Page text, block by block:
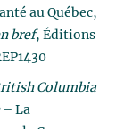
au Québec,
bref, Éditions
Columbia
– La